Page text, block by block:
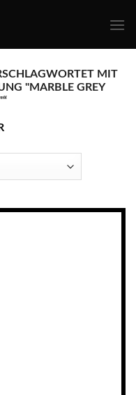
MIT
"MARBLE GREY